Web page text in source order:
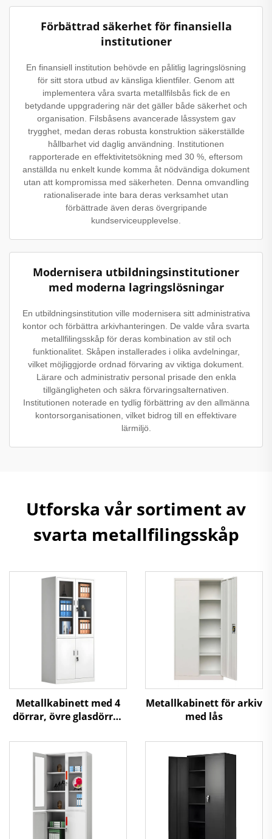
Förbättrad säkerhet för finansiella
institutioner
En finansiell institution behövde en pålitlig lagringslösning
för sitt stora utbud av känsliga klientfiler. Genom att
implementera våra svarta metallfilsbås fick de en
betydande uppgradering när det gäller både säkerhet och
organisation. Filsbåsens avancerade låssystem gav
trygghet, medan deras robusta konstruktion säkerställde
hållbarhet vid daglig användning. Institutionen
rapporterade en effektivitetsökning med 30 %, eftersom
anställda nu enkelt kunde komma åt nödvändiga dokument
utan att kompromissa med säkerheten. Denna omvandling
rationaliserade inte bara deras verksamhet utan
förbättrade även deras övergripande
kundserviceupplevelse.
Modernisera utbildningsinstitutioner
med moderna lagringslösningar
En utbildningsinstitution ville modernisera sitt administrativa
kontor och förbättra arkivhanteringen. De valde våra svarta
metallfilingsskåp för deras kombination av stil och
funktionalitet. Skåpen installerades i olika avdelningar,
vilket möjliggjorde ordnad förvaring av viktiga dokument.
Lärare och administrativ personal prisade den enkla
tillgängligheten och säkra förvaringsalternativen.
Institutionen noterade en tydlig förbättring av den allmänna
kontorsorganisationen, vilket bidrog till en effektivare
lärmiljö.
Utforska vår sortiment av
svarta metallfilingsskåp
Metallkabinett med 4
dörrar, övre glasdörrar
kontorsförvaring
Metallkabinett för arkiv
med lås